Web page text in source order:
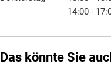
Von 10:00
14:00 -
Das könnte Sie